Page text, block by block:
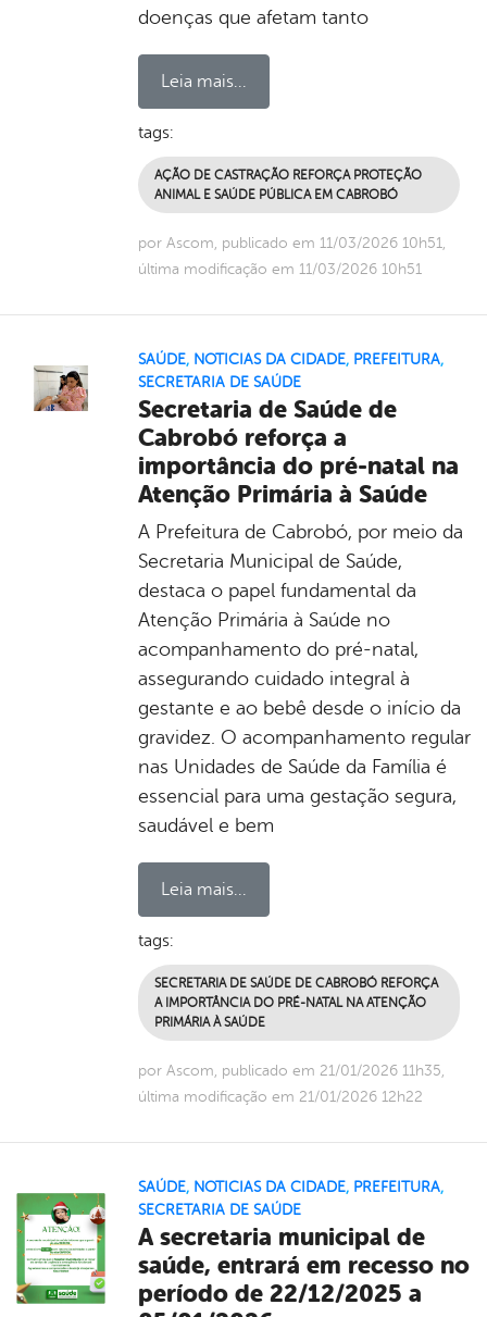
doenças que afetam tanto
Leia mais...
tags:
AÇÃO DE CASTRAÇÃO REFORÇA PROTEÇÃO
ANIMAL E SAÚDE PÚBLICA EM CABROBÓ
por Ascom, publicado em 11/03/2026 10h51,
última modificação em 11/03/2026 10h51
SAÚDE, NOTICIAS DA CIDADE, PREFEITURA,
SECRETARIA DE SAÚDE
Secretaria de Saúde de
Cabrobó reforça a
importância do pré-natal na
Atenção Primária à Saúde
A Prefeitura de Cabrobó, por meio da
Secretaria Municipal de Saúde,
destaca o papel fundamental da
Atenção Primária à Saúde no
acompanhamento do pré-natal,
assegurando cuidado integral à
gestante e ao bebê desde o início da
gravidez. O acompanhamento regular
nas Unidades de Saúde da Família é
essencial para uma gestação segura,
saudável e bem
Leia mais...
tags:
SECRETARIA DE SAÚDE DE CABROBÓ REFORÇA
A IMPORTÂNCIA DO PRÉ-NATAL NA ATENÇÃO
PRIMÁRIA À SAÚDE
por Ascom, publicado em 21/01/2026 11h35,
última modificação em 21/01/2026 12h22
SAÚDE, NOTICIAS DA CIDADE, PREFEITURA,
SECRETARIA DE SAÚDE
A secretaria municipal de
saúde, entrará em recesso no
período de 22/12/2025 a